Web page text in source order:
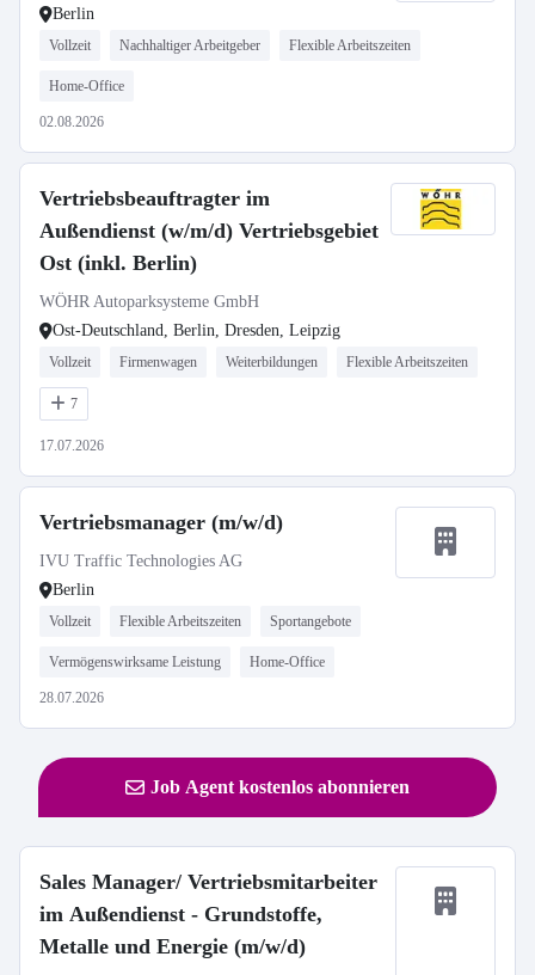
Berlin
Vollzeit Nachhaltiger Arbeitgeber Flexible Arbeitszeiten
Home-Office
02.08.2026
Vertriebsbeauftragter im
Außendienst (w/m/d) Vertriebsgebiet
Ost (inkl. Berlin)
WÖHR Autoparksysteme GmbH
Ost-Deutschland, Berlin, Dresden, Leipzig
Vollzeit Firmenwagen Weiterbildungen Flexible Arbeitszeiten
7
17.07.2026
Vertriebsmanager (m/w/d)
IVU Traffic Technologies AG
Berlin
Vollzeit Flexible Arbeitszeiten Sportangebote
Vermögenswirksame Leistung Home-Office
28.07.2026
Job Agent kostenlos abonnieren
Sales Manager/ Vertriebsmitarbeiter
im Außendienst - Grundstoffe,
Metalle und Energie (m/w/d)